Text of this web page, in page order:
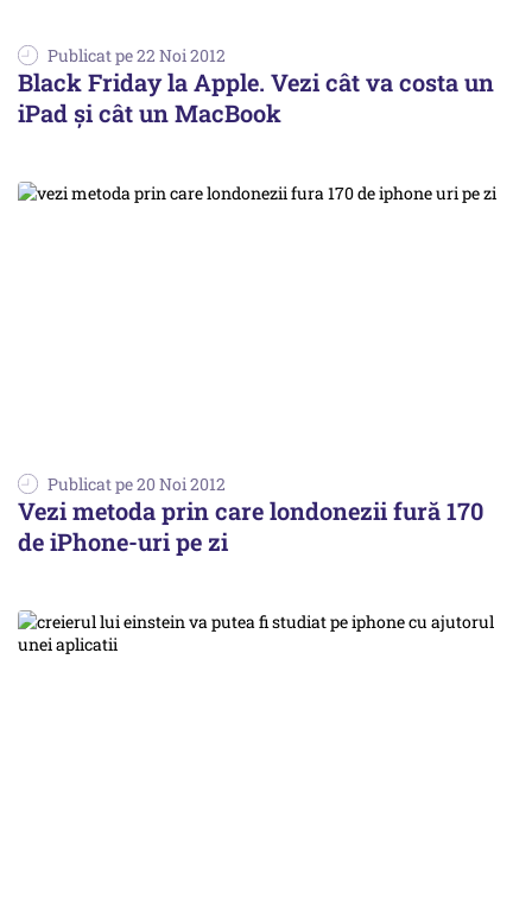
Publicat pe 22 Noi 2012
Black Friday la Apple. Vezi cât va costa un
iPad și cât un MacBook
Publicat pe 20 Noi 2012
Vezi metoda prin care londonezii fură 170
de iPhone-uri pe zi